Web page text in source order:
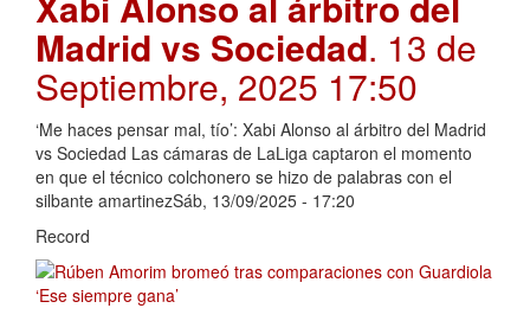
Madrid vs Sociedad. 13 de
Septiembre, 2025 17:50
‘Me haces pensar mal, tío’: Xabi Alonso al árbitro del Madrid
vs Sociedad Las cámaras de LaLiga captaron el momento
en que el técnico colchonero se hizo de palabras con el
silbante amartinezSáb, 13/09/2025 - 17:20
Record